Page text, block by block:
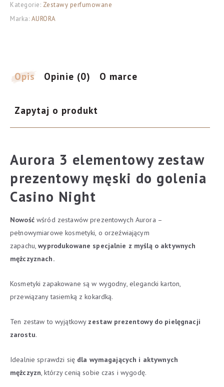
3
elementowy
do
golenia
Kategorie: Zestawy perfumowane
Marka: AURORA
Opis Opinie (0) O marce
Zapytaj o produkt
Aurora 3 elementowy zestaw
prezentowy męski do golenia
Casino Night
Nowośćwśród zestawów prezentowych Aurora –
pełnowymiarowe kosmetyki, o orzeźwiającym
zapachu,wyprodukowane specjalnie z myślą o aktywnych
mężczyznach.
Kosmetyki zapakowane są w wygodny, elegancki karton,
przewiązany tasiemką z kokardką.
Ten zestaw to wyjątkowy zestaw prezentowy do pielęgnacji
zarostu.
Idealnie sprawdzi się dla wymagających i aktywnych
mężczyzn, którzy cenią sobie czas i wygodę.